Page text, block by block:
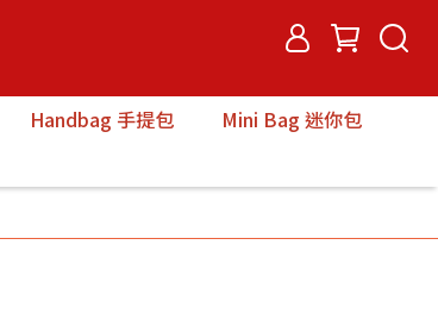
Handbag 手提包
Mini Bag 迷你包